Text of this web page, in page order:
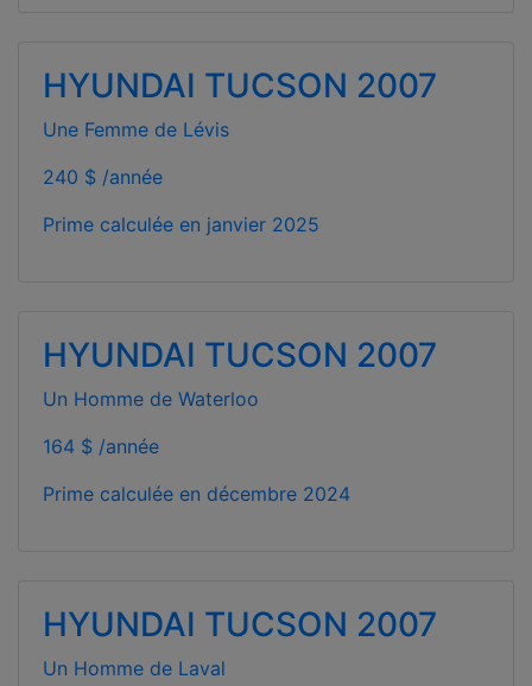
HYUNDAI TUCSON 2007
Une Femme de Lévis
240 $ /année
Prime calculée en janvier 2025
HYUNDAI TUCSON 2007
Un Homme de Waterloo
164 $ /année
Prime calculée en décembre 2024
HYUNDAI TUCSON 2007
Un Homme de Laval